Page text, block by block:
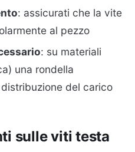
: assicurati che la vite
al pezzo
: su materiali
una rondella
del carico
sulle viti testa